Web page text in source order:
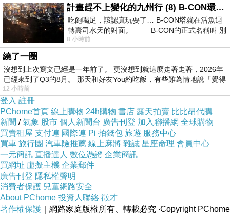
白菜式樣，連毛巾都是清明上河圖圖紋，濃濃
的藝術人文氣息，非得親自參加，才能獲得此
珍貴贈禮。
今兒風和日麗，陽光明媚，暖暖驕陽，自己因
昨天鹿林山麟趾山的三連峰健走，今兒就不跑
與友人說說笑笑，聊天說地南院園區閒逛走2
圈，挑戰12K任務就交給兒子媳婦，幸不辱使
命，挑戰成功。三人開心合影，直說明年還
來，有趣極了。故宮南院優質園區，每一處都
極具匠心巧思，沈思閒逛慢走樂遊，隨你歡
心，戶外園區更是親子放風溜小孩的好場所，
親近她才會愛上她，然後就日日想逛一圈圈了!
故宮南院的美，四季皆宜，值得你來!
計畫趕不上變化的九州行 (8) B-CON環球塔
吃飽喝足，該認真玩耍了… B-CON塔就在活魚迴
轉壽司水天的對面。 B-CON的正式名稱叫 別
8 小時前
繞了一圈
沒想到上次寫文已經是一年前了。 更沒想到就這麼走著走著，2026年
已經來到了Q3的8月。 那天和好友You約吃飯，有些難為情地說「覺得
12 小時前
登入 註冊
PChome首頁 線上購物 24h購物 書店 露天拍賣 比比昂代購
新聞 /氣象 股市 個人新聞台 廣告刊登 加入聯播網 全球購物
買賣租屋 支付連 國際連 Pi 拍錢包 旅遊 服務中心
買車 旅行團 汽車險推薦 線上麻將 雜誌 星座命理 會員中心
一元簡訊 直播達人 數位憑證 企業簡訊
買網址 虛擬主機 企業郵件
廣告刊登 隱私權聲明
消費者保護 兒童網路安全
About PChome 投資人聯絡 徵才
著作權保護 ｜網路家庭版權所有、轉載必究 ‧Copyright PChome